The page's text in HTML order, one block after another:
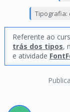
Tipografia:
Referente ao
trás dos tipos,
e atividade